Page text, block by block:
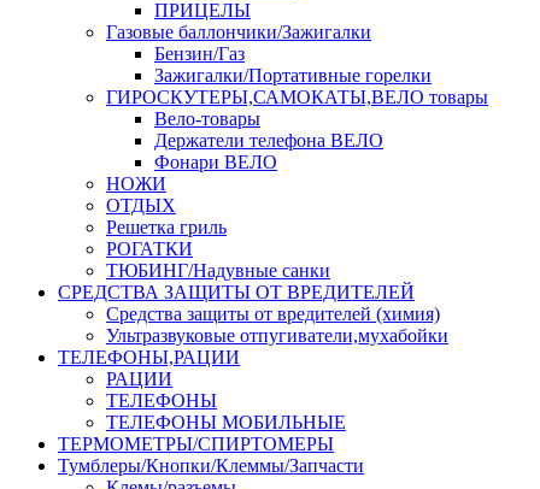
ПРИЦЕЛЫ
Газовые баллончики/Зажигалки
Бензин/Газ
Зажигалки/Портативные горелки
ГИРОСКУТЕРЫ,САМОКАТЫ,ВЕЛО товары
Вело-товары
Держатели телефона ВЕЛО
Фонари ВЕЛО
НОЖИ
ОТДЫХ
Решетка гриль
РОГАТКИ
ТЮБИНГ/Надувные санки
СРЕДСТВА ЗАЩИТЫ ОТ ВРЕДИТЕЛЕЙ
Средства защиты от вредителей (химия)
Ультразвуковые отпугиватели,мухабойки
ТЕЛЕФОНЫ,РАЦИИ
РАЦИИ
ТЕЛЕФОНЫ
ТЕЛЕФОНЫ МОБИЛЬНЫЕ
ТЕРМОМЕТРЫ/СПИРТОМЕРЫ
Тумблеры/Кнопки/Клеммы/Запчасти